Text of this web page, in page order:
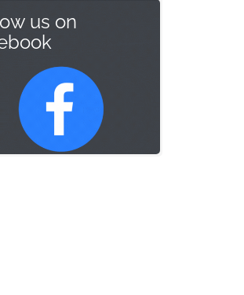
us on